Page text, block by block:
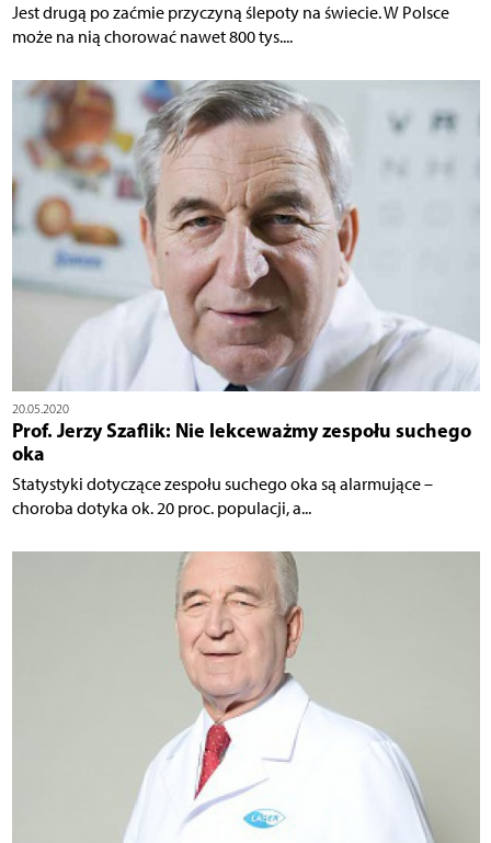
Jest drugą po zaćmie przyczyną ślepoty na świecie. W Polsce
może na nią chorować nawet 800 tys....
20.05.2020
Prof. Jerzy Szaflik: Nie lekceważmy zespołu suchego
oka
Statystyki dotyczące zespołu suchego oka są alarmujące –
choroba dotyka ok. 20 proc. populacji, a...